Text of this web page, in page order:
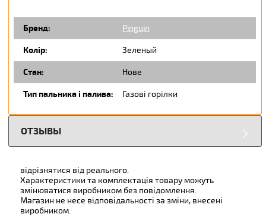
Бренд: Pinguin
Колір: Зеленый
Стан: Нове
Тип пальника і палива: Газові горілки
ОТЗЫВЫ
відрізнятися від реального.
Характеристики та комплектація товару можуть
змінюватися виробником без повідомлення.
Магазин не несе відповідальності за зміни, внесені
виробником.